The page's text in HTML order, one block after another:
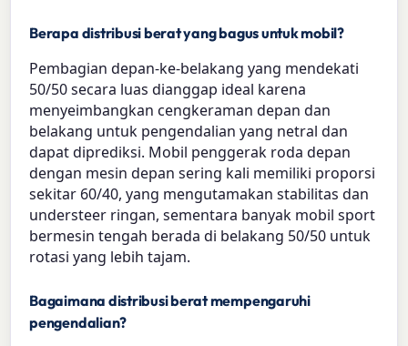
Berapa distribusi berat yang bagus untuk mobil?
Pembagian depan-ke-belakang yang mendekati
50/50 secara luas dianggap ideal karena
menyeimbangkan cengkeraman depan dan
belakang untuk pengendalian yang netral dan
dapat diprediksi. Mobil penggerak roda depan
dengan mesin depan sering kali memiliki proporsi
sekitar 60/40, yang mengutamakan stabilitas dan
understeer ringan, sementara banyak mobil sport
bermesin tengah berada di belakang 50/50 untuk
rotasi yang lebih tajam.
Bagaimana distribusi berat mempengaruhi
pengendalian?